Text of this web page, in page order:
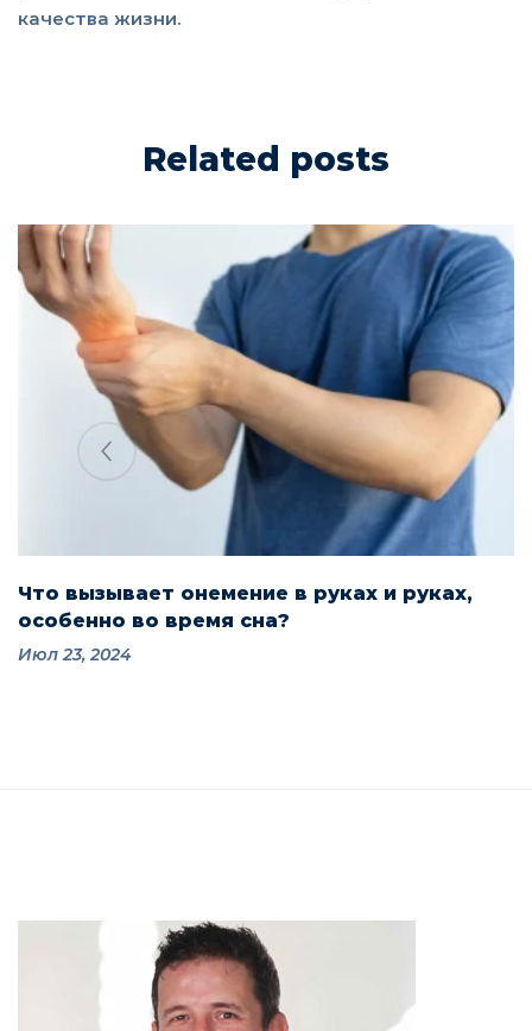
качества жизни.
Related posts
Что вызывает онемение в руках и руках,
особенно во время сна?
Июл 23, 2024